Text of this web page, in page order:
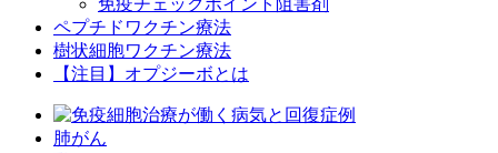
ペプチドワクチン療法
樹状細胞ワクチン療法
【注目】オプジーボとは
肺がん